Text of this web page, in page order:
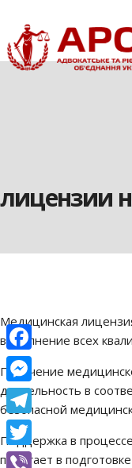
лицензии
Медицинская
выполнение всех
Получение
деятельность в
безопасной
Поддержка в
помогает в
Facebook
Messenger
Telegram
Twitter